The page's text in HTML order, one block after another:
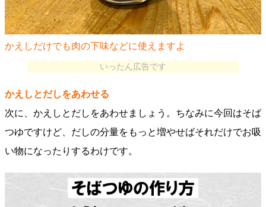
かえしだけでも肉の下味などに使えますよ
いったん広告です
かえしとだしをあわせる
次に、かえしとだしをあわせましょう。ちなみに今回はそば
つゆですけど、だしの分量をもっと増やせばそれだけでお吸
い物になったりするわけです。